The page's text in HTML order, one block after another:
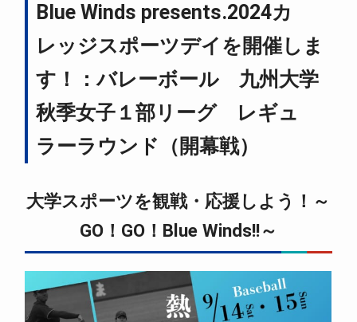
Blue Winds presents.2024カ
レッジスポーツデイを開催しま
す！：バレーボール 九州大学
秋季女子１部リーグ レギュ
ラーラウンド（開幕戦）
大学スポーツを観戦・応援しよう！～
GO！GO！Blue Winds!!～